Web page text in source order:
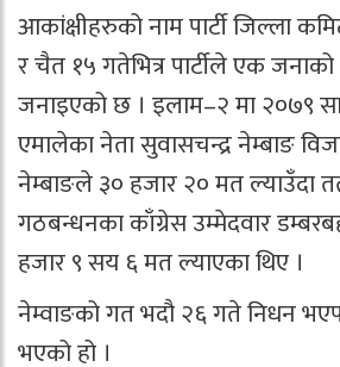
आकांक्षीहरुको नाम पार्टी जिल्ला
र चैत १५ गतेभित्र पार्टीले एक
जनाइएको छ । इलाम–२ मा २०७९
एमालेका नेता सुवासचन्द्र नेम्बाङ
नेम्बाङले ३० हजार २० मत ल्याउँदा
गठबन्धनका काँग्रेस उम्मेदवार
हजार ९ सय ६ मत ल्याएका थिए ।
नेम्वाङको गत भदौ २६ गते निधन
भएको हो ।